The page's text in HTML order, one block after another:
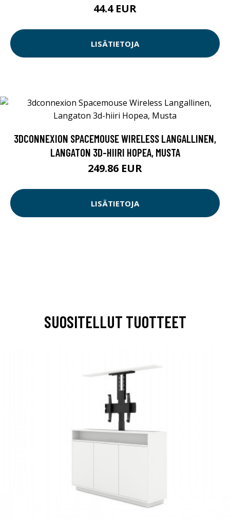
44.4 EUR
LISÄTIETOJA
3DCONNEXION SPACEMOUSE WIRELESS LANGALLINEN,
LANGATON 3D-HIIRI HOPEA, MUSTA
249.86 EUR
LISÄTIETOJA
SUOSITELLUT TUOTTEET